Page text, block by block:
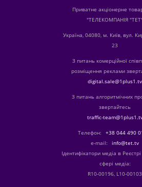
Приватне акціонерне
"ТЕЛЕКОМПАНІЯ
Україна, 04080, м. Київ, вул.
23
З питань комерційної
розміщення реклами
digital.sale@1plus1.tv
З питань алгоритмічних
звертайтесь
traffic-
Телефон:
+38 044 490
е-mail:
info@tet.tv
Ідентифікатори медіа в Реєстрі
сфері медіа:
R10-00196, L10-00103